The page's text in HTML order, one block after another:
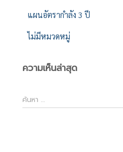
แผนอัตรากำลัง 3 ปี
ไม่มีหมวดหมู่
ความเห็นล่าสุด
ค้
น
ค้นหา …